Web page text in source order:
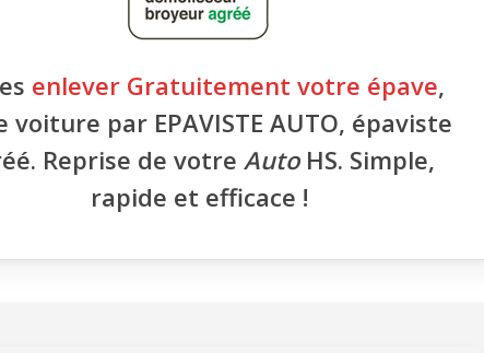
enlever Gratuitement votre épave,
voiture par EPAVISTE AUTO, épaviste
Reprise de votre AutoHS. Simple,
rapide et efficace !